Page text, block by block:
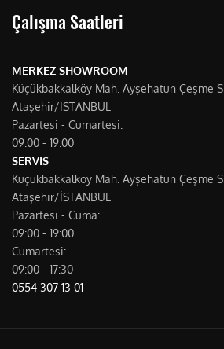
Çalışma Saatleri
MERKEZ SHOWROOM
Küçükbakkalköy Mah. Ayşehatun Çeşme
Ataşehir/İSTANBUL
Pazartesi - Cumartesi:
09:00 - 19:00
SERVİS
Küçükbakkalköy Mah. Ayşehatun Çeşme
Ataşehir/İSTANBUL
Pazartesi - Cuma:
09:00 - 19:00
Cumartesi:
09:00 - 17:30
0554 307 13 01